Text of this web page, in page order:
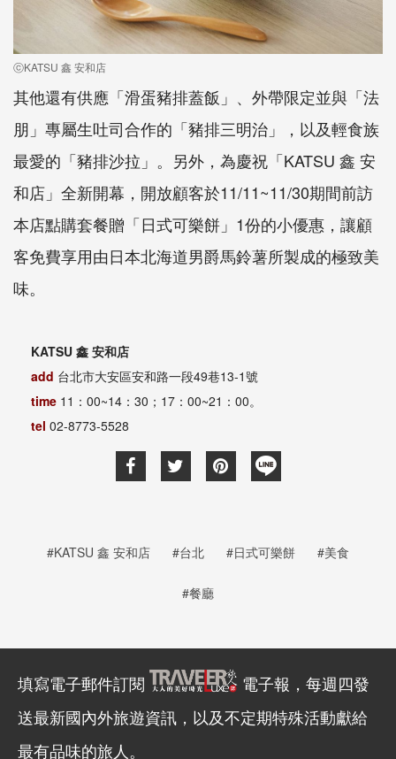
ⓒKATSU 鑫 安和店
其他還有供應「滑蛋豬排蓋飯」、外帶限定並與「法
朋」專屬生吐司合作的「豬排三明治」，以及輕食族
最愛的「豬排沙拉」。另外，為慶祝「KATSU 鑫 安
和店」全新開幕，開放顧客於11/11~11/30期間前訪
本店點購套餐贈「日式可樂餅」1份的小優惠，讓顧
客免費享用由日本北海道男爵馬鈴薯所製成的極致美
味。
KATSU 鑫 安和店
add 台北市大安區安和路一段49巷13-1號
time 11：00~14：30；17：00~21：00。
tel 02-8773-5528
#KATSU 鑫 安和店 #台北 #日式可樂餅 #美食
#餐廳
填寫電子郵件訂閱
電子報，每週四發
送最新國內外旅遊資訊，以及不定期特殊活動獻給
最有品味的旅人。